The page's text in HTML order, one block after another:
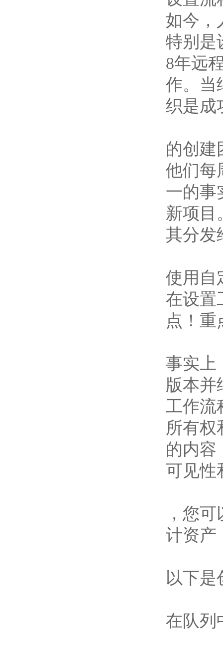
如今，
特别是
8年远
作。当
织是成
的创建
他们每
一的事
新项目
其分发
使用自
在设置
点！重
事实上
版本并
工作流
所有权
的内容
可见性
，您
计资产
以下
在队列